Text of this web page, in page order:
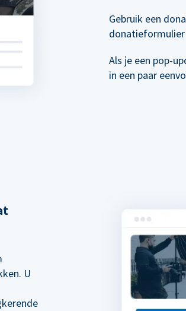
Gebruik een
Als je een pop-
in een paar
U